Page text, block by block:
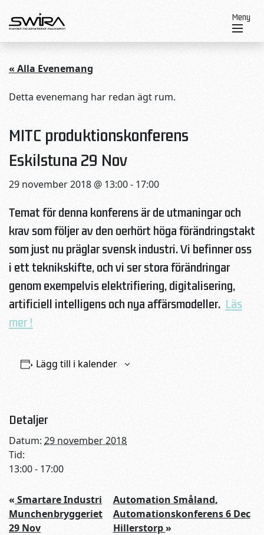
Meny
« Alla Evenemang
Detta evenemang har redan ägt rum.
MITC produktionskonferens
Eskilstuna 29 Nov
29 november 2018 @ 13:00- 17:00
Temat för denna konferens är de utmaningar och
krav som följer av den oerhört höga förändringstakt
som just nu präglar svensk industri. Vi befinner oss
i ett teknikskifte, och vi ser stora förändringar
genom exempelvis elektrifiering, digitalisering,
artificiell intelligens och nya affärsmodeller. Läs
mer !
Lägg till i kalender
Detaljer
Datum: 29 november 2018
Tid:
13:00 - 17:00
« Smartare Industri
Munchenbryggeriet
29 Nov
Automation Småland,
Automationskonferens 6 Dec
Hillerstorp»